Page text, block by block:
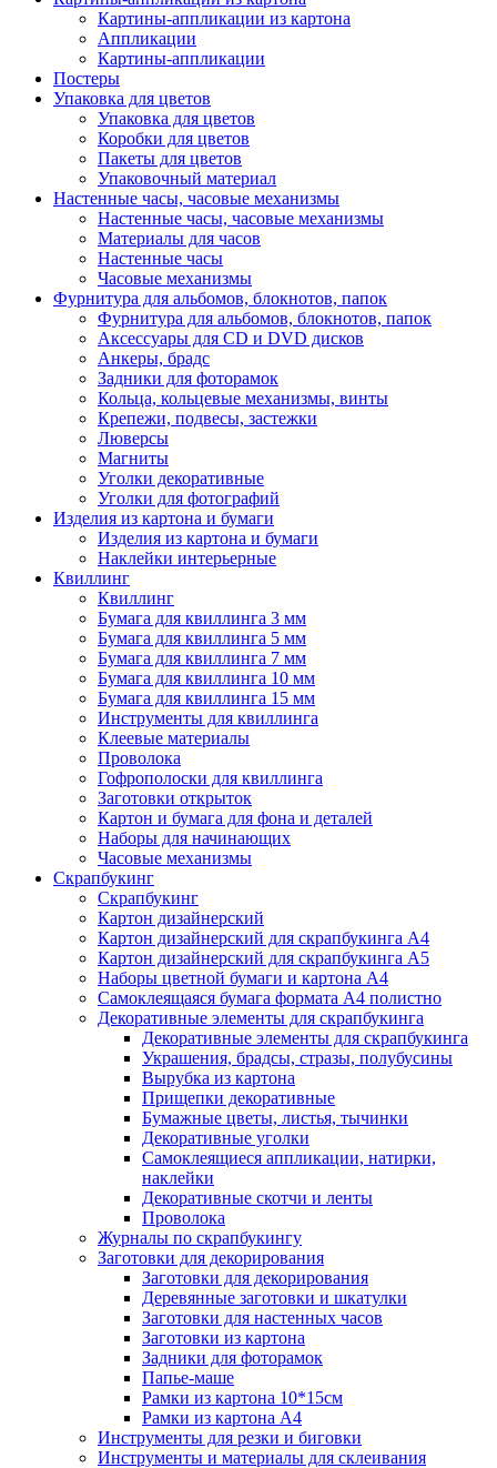
Картины-аппликации из картона
Аппликации
Картины-аппликации
Постеры
Упаковка для цветов
Упаковка для цветов
Коробки для цветов
Пакеты для цветов
Упаковочный материал
Настенные часы, часовые механизмы
Настенные часы, часовые механизмы
Материалы для часов
Настенные часы
Часовые механизмы
Фурнитура для альбомов, блокнотов, папок
Фурнитура для альбомов, блокнотов, папок
Аксессуары для CD и DVD дисков
Анкеры, брадс
Задники для фоторамок
Кольца, кольцевые механизмы, винты
Крепежи, подвесы, застежки
Люверсы
Магниты
Уголки декоративные
Уголки для фотографий
Изделия из картона и бумаги
Изделия из картона и бумаги
Наклейки интерьерные
Квиллинг
Квиллинг
Бумага для квиллинга 3 мм
Бумага для квиллинга 5 мм
Бумага для квиллинга 7 мм
Бумага для квиллинга 10 мм
Бумага для квиллинга 15 мм
Инструменты для квиллинга
Клеевые материалы
Проволока
Гофрополоски для квиллинга
Заготовки открыток
Картон и бумага для фона и деталей
Наборы для начинающих
Часовые механизмы
Скрапбукинг
Скрапбукинг
Картон дизайнерский
Картон дизайнерский для скрапбукинга А4
Картон дизайнерский для скрапбукинга А5
Наборы цветной бумаги и картона А4
Самоклеящаяся бумага формата А4 полистно
Декоративные элементы для скрапбукинга
Декоративные элементы для скрапбукинга
Украшения, брадсы, стразы, полубусины
Вырубка из картона
Прищепки декоративные
Бумажные цветы, листья, тычинки
Декоративные уголки
Самоклеящиеся аппликации, натирки,
наклейки
Декоративные скотчи и ленты
Проволока
Журналы по скрапбукингу
Заготовки для декорирования
Заготовки для декорирования
Деревянные заготовки и шкатулки
Заготовки для настенных часов
Заготовки из картона
Задники для фоторамок
Папье-маше
Рамки из картона 10*15см
Рамки из картона А4
Инструменты для резки и биговки
Инструменты и материалы для склеивания